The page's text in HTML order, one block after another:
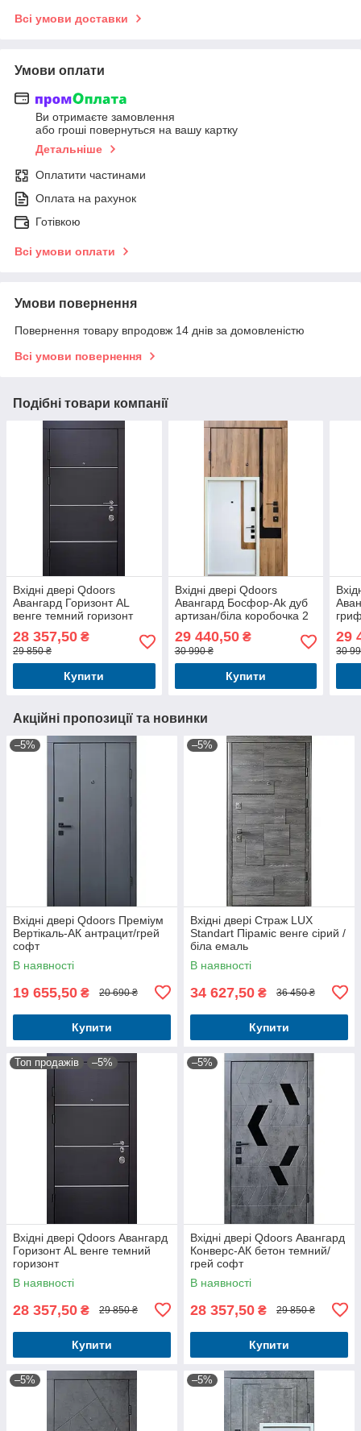
Всі умови доставки
Умови оплати
Ви отримаєте замовлення
або гроші повернуться на вашу картку
Детальніше
Оплатити частинами
Оплата на рахунок
Готівкою
Всі умови оплати
Умови повернення
Повернення товару впродовж 14 днів за домовленістю
Всі умови повернення
Подібні товари компанії
Вхідні двері Qdoors
Авангард Горизонт AL
венге темний горизонт
28 357,50 ₴
29 850 ₴
Купити
Вхідні двері Qdoors
Авангард Босфор-Аk дуб
артизан/біла коробочка 2
29 440,50₴
30 990 ₴
Купити
29
30
Акційні пропозиції та новинки
–5%
Вхідні двері Qdoors Преміум
Вертікаль-АК антрацит/грей
софт
В наявності
19 655,50 ₴ 20 690 ₴
Купити
–5%
Вхідні двері Страж LUX
Standart Піраміс венге сірий /
біла емаль
В наявності
34 627,50 ₴ 36 450 ₴
Купити
Топ продажів –5%
Вхідні двері Qdoors Авангард
Горизонт AL венге темний
горизонт
В наявності
28 357,50 ₴ 29 850 ₴
Купити
–5%
Вхідні двері Qdoors Авангард
Конверс-АК бетон темний/
грей софт
В наявності
28 357,50 ₴ 29 850 ₴
Купити
–5% –5%